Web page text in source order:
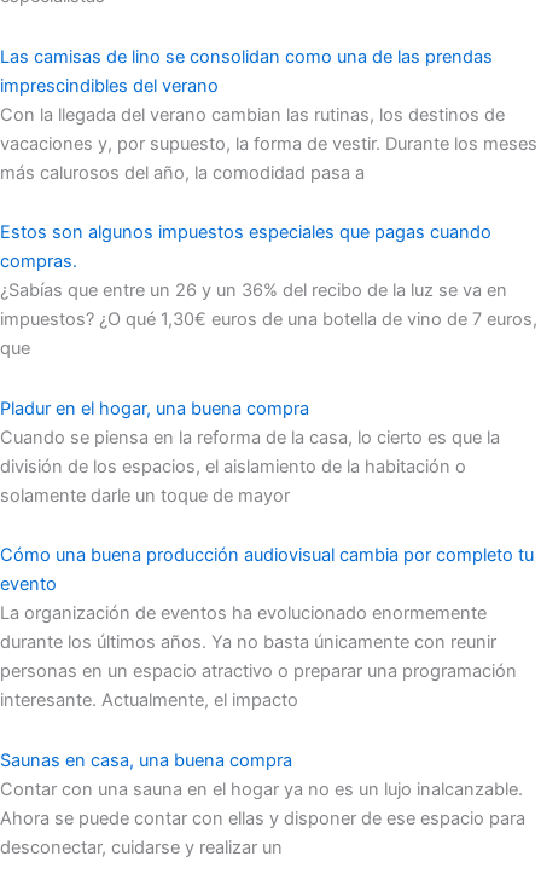
Las camisas de lino se consolidan como una de las prendas
imprescindibles del verano
Con la llegada del verano cambian las rutinas, los destinos de
vacaciones y, por supuesto, la forma de vestir. Durante los meses
más calurosos del año, la comodidad pasa a
Estos son algunos impuestos especiales que pagas cuando
compras.
¿Sabías que entre un 26 y un 36% del recibo de la luz se va en
impuestos? ¿O qué 1,30€ euros de una botella de vino de 7 euros,
que
Pladur en el hogar, una buena compra
Cuando se piensa en la reforma de la casa, lo cierto es que la
división de los espacios, el aislamiento de la habitación o
solamente darle un toque de mayor
Cómo una buena producción audiovisual cambia por completo tu
evento
La organización de eventos ha evolucionado enormemente
durante los últimos años. Ya no basta únicamente con reunir
personas en un espacio atractivo o preparar una programación
interesante. Actualmente, el impacto
Saunas en casa, una buena compra
Contar con una sauna en el hogar ya no es un lujo inalcanzable.
Ahora se puede contar con ellas y disponer de ese espacio para
desconectar, cuidarse y realizar un